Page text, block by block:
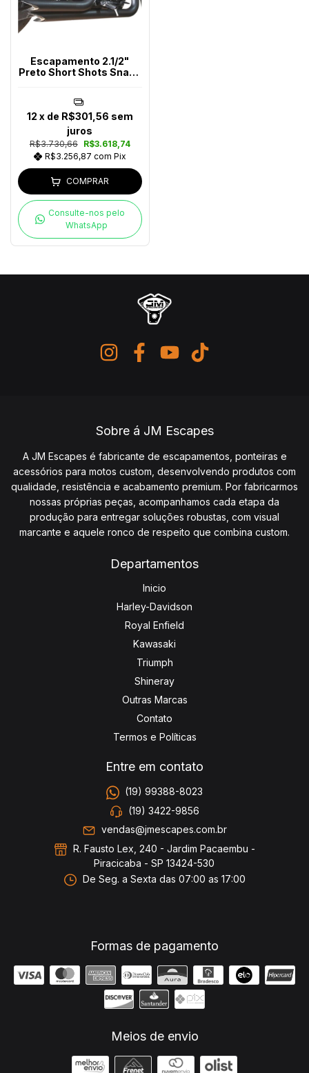
Escapamento 2.1/2"
Preto Short Shots Snake
R$3.730,66
R$3.618,74
R$3.256,87 com Pix
12 x de R$301,56 sem
juros
COMPRAR
Consulte-nos pelo
WhatsApp
Sobre á JM Escapes
A JM Escapes é fabricante de escapamentos, ponteiras e
acessórios para motos custom, desenvolvendo produtos com
qualidade, resistência e acabamento premium. Por fabricarmos
nossas próprias peças, acompanhamos cada etapa da
produção para entregar soluções robustas, com visual
marcante e aquele ronco de respeito que combina custom.
Departamentos
Inicio
Harley-Davidson
Royal Enfield
Kawasaki
Triumph
Shineray
Outras Marcas
Contato
Termos e Políticas
Entre em contato
(19) 99388-8023
(19) 3422-9856
vendas@jmescapes.com.br
R. Fausto Lex, 240 - Jardim Pacaembu -
Piracicaba - SP 13424-530
De Seg. a Sexta das 07:00 as 17:00
Formas de pagamento
Meios de envio